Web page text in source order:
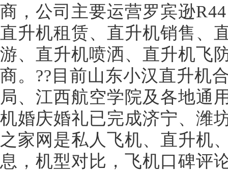
商，公司主要运营罗宾逊
直升机租赁、直升机销售、
游、直升机喷洒、直升机飞
商。??目前山东小汉直升机
局、江西航空学院及各地通
机婚庆婚礼已完成济宁、潍
之家网是私人飞机、直升机
息，机型对比，飞机口碑评